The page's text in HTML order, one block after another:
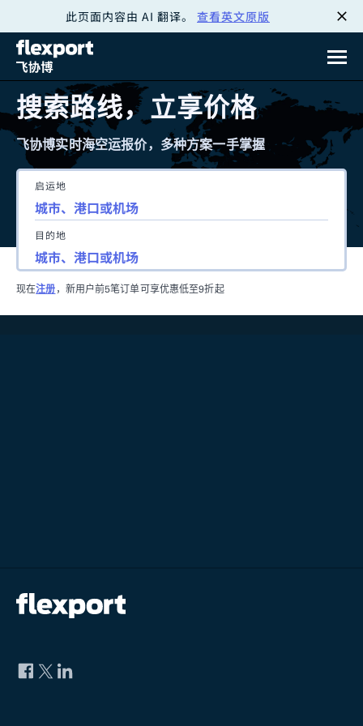
此页面内容由 AI 翻译。 查看英文原版
搜索路线，立享价格
飞协博实时海空运报价，多种方案一手掌握
启运地
目的地
现在注册 ，新用户前5笔订单可享优惠低至9折起